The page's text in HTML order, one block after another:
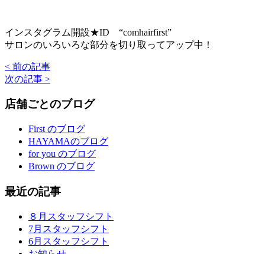
インスタグラム開設★ID “comhairfirst”
サロンのいろいろな部分を切り取ってアップ中！
< 前の記事
次の記事 >
店舗ごとのブログ
First のブログ
HAYAMAのブログ
for you のブログ
Brown のブログ
最近の記事
８月スタッフシフト
7月スタッフシフト
6月スタッフシフト